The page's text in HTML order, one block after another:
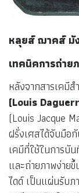
หลุยส์ฌาคส์ มั